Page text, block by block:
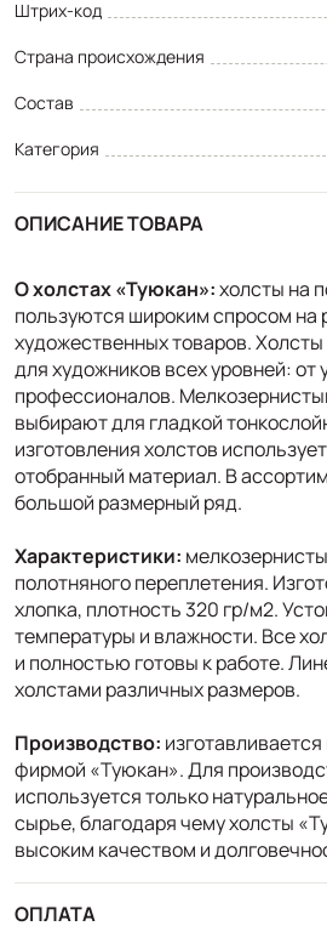
Штрих-код
Страна происхождения
Состав
Категория
ОПИСАНИЕ ТОВАРА
О холстах «Туюкан»:холсты на
пользуются широким спросом на
художественных товаров.
для художников всех уровней: от
профессионалов.
выбирают для гладкой
изготовления холстов
отобранный материал. В
большой размерный ряд.
Характеристики:
полотняного переплетения.
хлопка, плотность 320 гр/м2.
температуры и влажности. Все
и полностью готовы к работе.
холстами различных размеров.
Производство:
фирмой «Туюкан». Для
используется только
сырье, благодаря чему холсты
высоким качеством и
ОПЛАТА